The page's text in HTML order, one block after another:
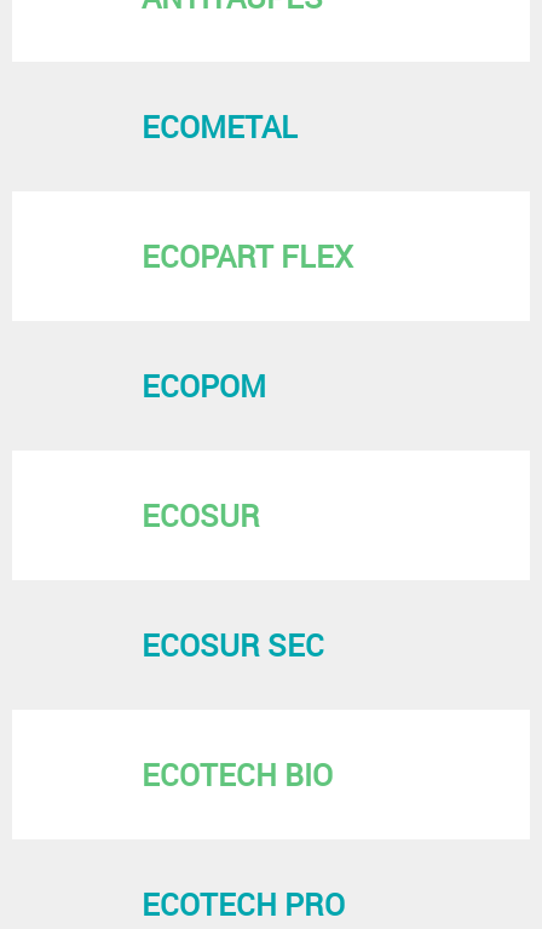
ECOMETAL
ECOPART FLEX
ECOPOM
ECOSUR
ECOSUR SEC
ECOTECH BIO
ECOTECH PRO